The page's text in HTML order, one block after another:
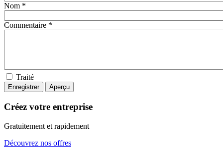
Nom *
Commentaire *
Traité
Créez votre entreprise
Gratuitement et rapidement
Découvrez nos offres